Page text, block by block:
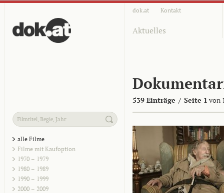
dok.at Kontakt
Aktuelles
539 Einträge / Seite 1 von
alle Filme
Filme mit Kaufoption
1970 – 1979
1980 – 1989
1990 – 1999
2000 – 2009